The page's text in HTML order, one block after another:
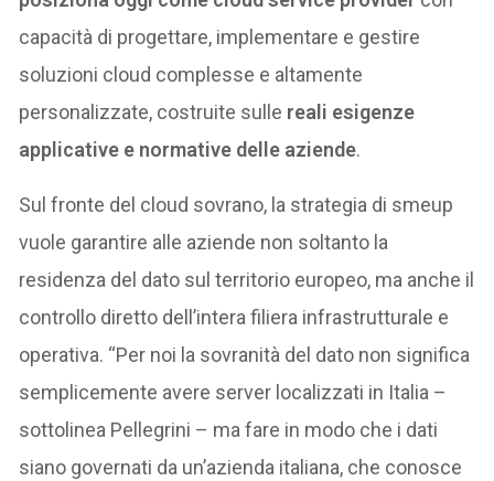
capacità di progettare, implementare e gestire
soluzioni cloud complesse e altamente
personalizzate, costruite sulle reali esigenze
applicative e normative delle aziende.
Sul fronte del cloud sovrano, la strategia di smeup
vuole garantire alle aziende non soltanto la
residenza del dato sul territorio europeo, ma anche il
controllo diretto dell’intera filiera infrastrutturale e
operativa. “Per noi la sovranità del dato non significa
semplicemente avere server localizzati in Italia –
sottolinea Pellegrini – ma fare in modo che i dati
siano governati da un’azienda italiana, che conosce